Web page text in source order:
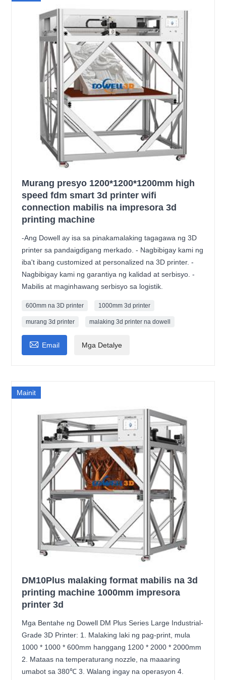
Murang presyo 1200*1200*1200mm high
speed fdm smart 3d printer wifi
connection mabilis na impresora 3d
printing machine
-Ang Dowell ay isa sa pinakamalaking tagagawa ng 3D
printer sa pandaigdigang merkado. - Nagbibigay kami ng
iba't ibang customized at personalized na 3D printer. -
Nagbibigay kami ng garantiya ng kalidad at serbisyo. -
Mabilis at maginhawang serbisyo sa logistik.
600mm na 3D printer 1000mm 3d printer
murang 3d printer malaking 3d printer na dowell
 Email Mga Detalye
Mainit
DM10Plus malaking format mabilis na 3d
printing machine 1000mm impresora
printer 3d
Mga Bentahe ng Dowell DM Plus Series Large Industrial-
Grade 3D Printer: 1. Malaking laki ng pag-print, mula
1000 * 1000 * 600mm hanggang 1200 * 2000 * 2000mm
2. Mataas na temperaturang nozzle, na maaaring
umabot sa 380℃ 3. Walang ingay na operasyon 4.